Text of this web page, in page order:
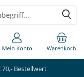
70,- Bestellwert
Warenkorb
Mein Konto